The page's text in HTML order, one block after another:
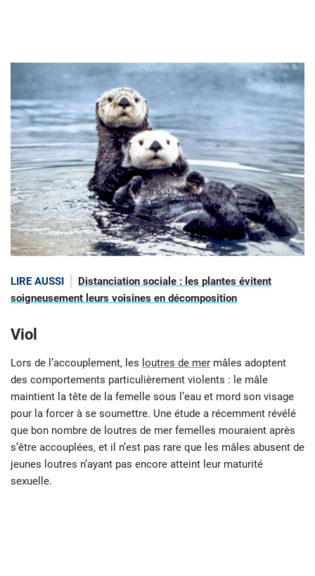
LIRE AUSSI
Distanciation sociale : les plantes évitent
soigneusement leurs voisines en décomposition
Viol
Lors de l’accouplement, les loutres de mer mâles adoptent
des comportements particulièrement violents : le mâle
maintient la tête de la femelle sous l’eau et mord son visage
pour la forcer à se soumettre. Une étude a récemment révélé
que bon nombre de loutres de mer femelles mouraient après
s’être accouplées, et il n’est pas rare que les mâles abusent de
jeunes loutres n’ayant pas encore atteint leur maturité
sexuelle.